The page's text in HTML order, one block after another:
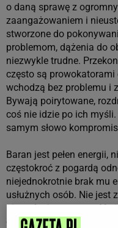
o daną sprawę z
zaangażowaniem i
stworzone do
problemom, dążenia do
niezwykle trudne.
często są prowokatorami
wchodzą bez problemu i
Bywają poirytowane,
coś nie idzie po ich
samym słowo
Baran jest pełen energii,
częstokroć z pogardą
niejednokrotnie brak mu
usłużnych osób. Nie jest
niezachwiana pewność
odbierania go przez